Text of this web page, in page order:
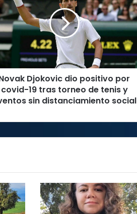
Djokovic dio positivo por
covid-19 tras torneo de tenis y
sin distanciamiento social